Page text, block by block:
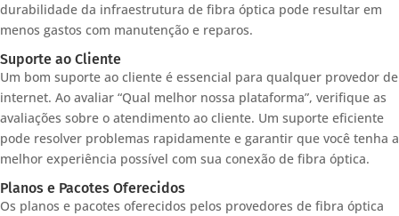
durabilidade da infraestrutura de fibra óptica pode resultar em
menos gastos com manutenção e reparos.
Suporte ao Cliente
Um bom suporte ao cliente é essencial para qualquer provedor de
internet. Ao avaliar “Qual melhor nossa plataforma”, verifique as
avaliações sobre o atendimento ao cliente. Um suporte eficiente
pode resolver problemas rapidamente e garantir que você tenha a
melhor experiência possível com sua conexão de fibra óptica.
Planos e Pacotes Oferecidos
Os planos e pacotes oferecidos pelos provedores de fibra óptica